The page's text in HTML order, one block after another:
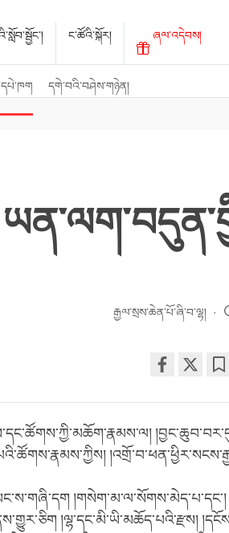
དགེ་བའི་བཤེས་གཉེན།
ང་ཚོའི་སྐོར། ཞལ་འདེབས།
རྒྱལ་སྲས་ཆེན་པོ་ཞི་བ་ལྷ།
on
facebook
།ལྷ་དང་མི་ཡི་མཆོད་པའི་རྫས།